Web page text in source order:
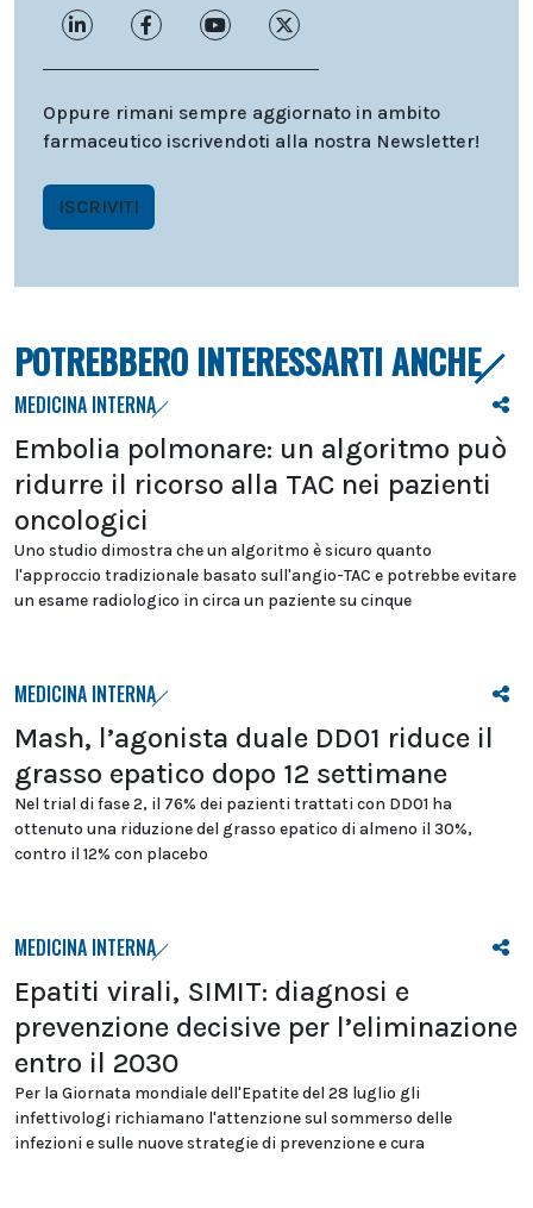
Oppure rimani sempre aggiornato in ambito
farmaceutico iscrivendoti alla nostra Newsletter!
ISCRIVITI
POTREBBERO INTERESSARTI ANCHE
MEDICINA INTERNA
Embolia polmonare: un algoritmo può
ridurre il ricorso alla TAC nei pazienti
oncologici
Uno studio dimostra che un algoritmo è sicuro quanto
l'approccio tradizionale basato sull'angio-TAC e potrebbe evitare
un esame radiologico in circa un paziente su cinque
MEDICINA INTERNA
Mash, l’agonista duale DD01 riduce il
grasso epatico dopo 12 settimane
Nel trial di fase 2, il 76% dei pazienti trattati con DD01 ha
ottenuto una riduzione del grasso epatico di almeno il 30%,
contro il 12% con placebo
MEDICINA INTERNA
Epatiti virali, SIMIT: diagnosi e
prevenzione decisive per l’eliminazione
entro il 2030
Per la Giornata mondiale dell'Epatite del 28 luglio gli
infettivologi richiamano l'attenzione sul sommerso delle
infezioni e sulle nuove strategie di prevenzione e cura